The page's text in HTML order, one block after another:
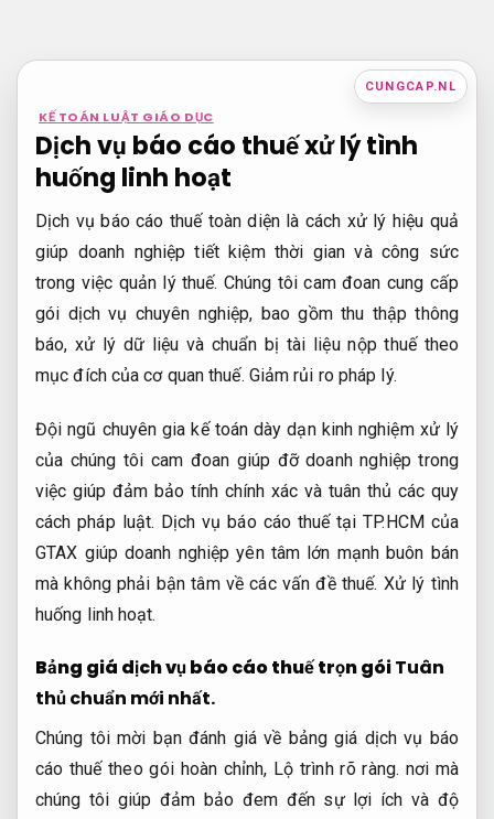
nội
CUNGCAP.NL
KẾ TOÁN LUẬT GIÁO DỤC
Dịch vụ báo cáo thuế xử lý tình
huống linh hoạt
Dịch vụ báo cáo thuế toàn diện là cách xử lý hiệu quả
giúp doanh nghiệp tiết kiệm thời gian và công sức
trong việc quản lý thuế. Chúng tôi cam đoan cung cấp
gói dịch vụ chuyên nghiệp, bao gồm thu thập thông
báo, xử lý dữ liệu và chuẩn bị tài liệu nộp thuế theo
mục đích của cơ quan thuế. Giảm rủi ro pháp lý.
Đội ngũ chuyên gia kế toán dày dạn kinh nghiệm xử lý
của chúng tôi cam đoan giúp đỡ doanh nghiệp trong
việc giúp đảm bảo tính chính xác và tuân thủ các quy
cách pháp luật. Dịch vụ báo cáo thuế tại TP.HCM của
GTAX giúp doanh nghiệp yên tâm lớn mạnh buôn bán
mà không phải bận tâm về các vấn đề thuế. Xử lý tình
huống linh hoạt.
Bảng giá dịch vụ báo cáo thuế trọn góiTuân
thủ chuẩn mới nhất.
Chúng tôi mời bạn đánh giá về bảng giá dịch vụ báo
cáo thuế theo gói hoàn chỉnh, Lộ trình rõ ràng. nơi mà
chúng tôi giúp đảm bảo đem đến sự lợi ích và độ